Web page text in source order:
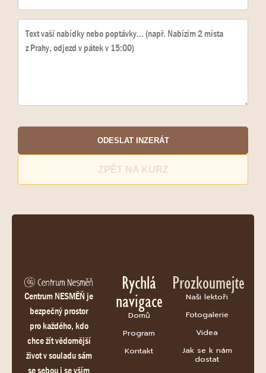
ODESLAT INZERÁT
ZPĚT NA KURZ
Centrum NESMĚŇ je
bezpečný prostor
pro každého, kdo
chce žít vědomější
život v souladu sám
se sebou i se vším
Rychlá
navigace
Domů
Program
Kontakt
Prozkoumejte
Naši lektoři
Fotogalerie
Videa
Jak se k nám
dostat